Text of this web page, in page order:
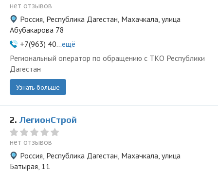
нет отзывов
Россия, Республика Дагестан, Махачкала, улица
Абубакарова 78
+7(963) 40...ещё
Региональный оператор по обращению с ТКО Республики
Дагестан
Узнать больше
2. ЛегионСтрой
нет отзывов
Россия, Республика Дагестан, Махачкала, улица
Батырая, 11